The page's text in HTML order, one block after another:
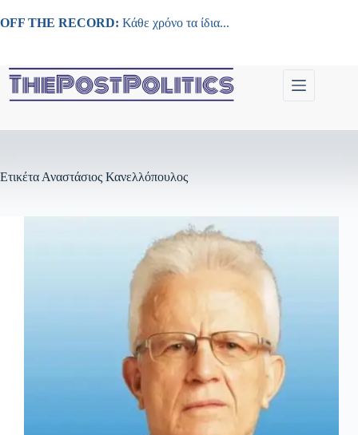
στο
OFF THE RECORD: Κάθε χρόνο τα ίδια...
Ετικέτα Αναστάσιος Κανελλόπουλος